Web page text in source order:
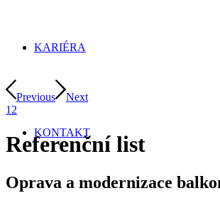
KARIÉRA
KONTAKT
Previous
Next
1 2
Referenční list
Oprava a modernizace